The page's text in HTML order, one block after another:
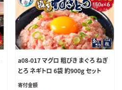
a08-017 マグロ 粗びき まぐろ ねぎ
とろ ネギトロ 6袋 約900g セット
寄付金額